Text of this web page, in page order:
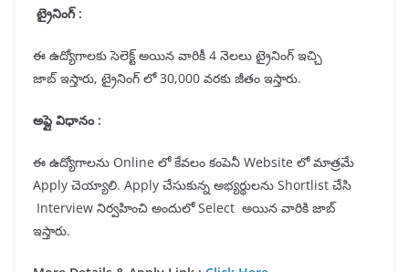
ట్రైనింగ్ :
ఈ ఉద్యోగాలకు సెలెక్ట్ అయిన వారికీ 4 నెలలు ట్రైనింగ్ ఇచ్చి
జాబ్ ఇస్తారు, ట్రైనింగ్ లో 30,000 వరకు జీతం ఇస్తారు.
అప్లై విధానం :
ఈ ఉద్యోగాలను Online లో కేవలం కంపెనీ Website లో మాత్రమే
Apply చెయ్యాలి. Apply చేసుకున్న అభ్యర్థులను Shortlist చేసి
Interview నిర్వహించి అందులో Select అయిన వారికి జాబ్
ఇస్తారు.